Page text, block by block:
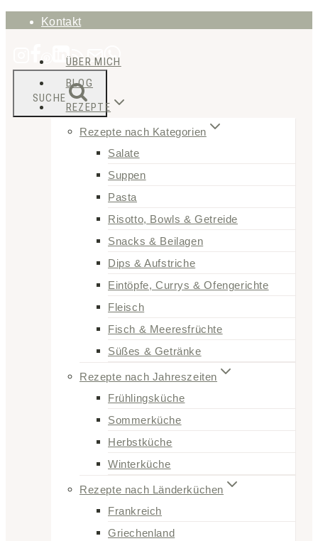
springen
Kontakt
SUCHE
ÜBER MICH
BLOG
REZEPTE
Rezepte nach Kategorien
Salate
Suppen
Pasta
Risotto, Bowls & Getreide
Snacks & Beilagen
Dips & Aufstriche
Eintöpfe, Currys & Ofengerichte
Fleisch
Fisch & Meeresfrüchte
Süßes & Getränke
Rezepte nach Jahreszeiten
Frühlingsküche
Sommerküche
Herbstküche
Winterküche
Rezepte nach Länderküchen
Frankreich
Griechenland